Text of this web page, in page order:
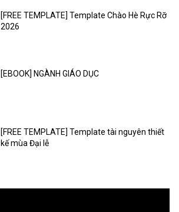
[FREE TEMPLATE] Template Chào Hè Rực Rỡ
2026
[EBOOK] NGÀNH GIÁO DỤC
[FREE TEMPLATE] Template tài nguyên thiết
kế mùa Đại lễ